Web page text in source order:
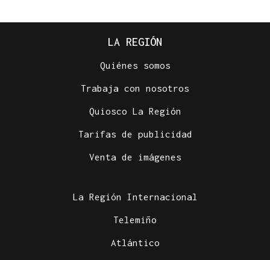
Verín descorcha la XIX Feira do Viño de
LA REGIÓN
Quiénes somos
Trabaja con nosotros
Quiosco La Región
Tarifas de publicidad
Venta de imágenes
La Región Internacional
Telemiño
Atlántico